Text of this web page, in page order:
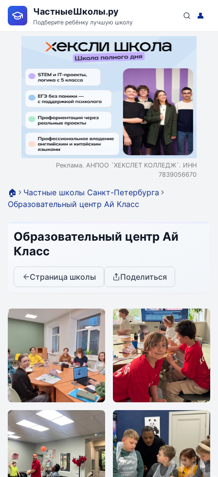
ЧастныеШколы.ру
Подберите ребёнку лучшую школу
👤
Реклама. АНПОО `ХЕКСЛЕТ КОЛЛЕДЖ`. ИНН
7839056670
🏠
Частные школы Санкт-Петербурга
Образовательный центр Ай Класс
Образовательный центр Ай
Класс
Страница школы Поделиться
Образовательный
центр Ай Класс
Speaking club